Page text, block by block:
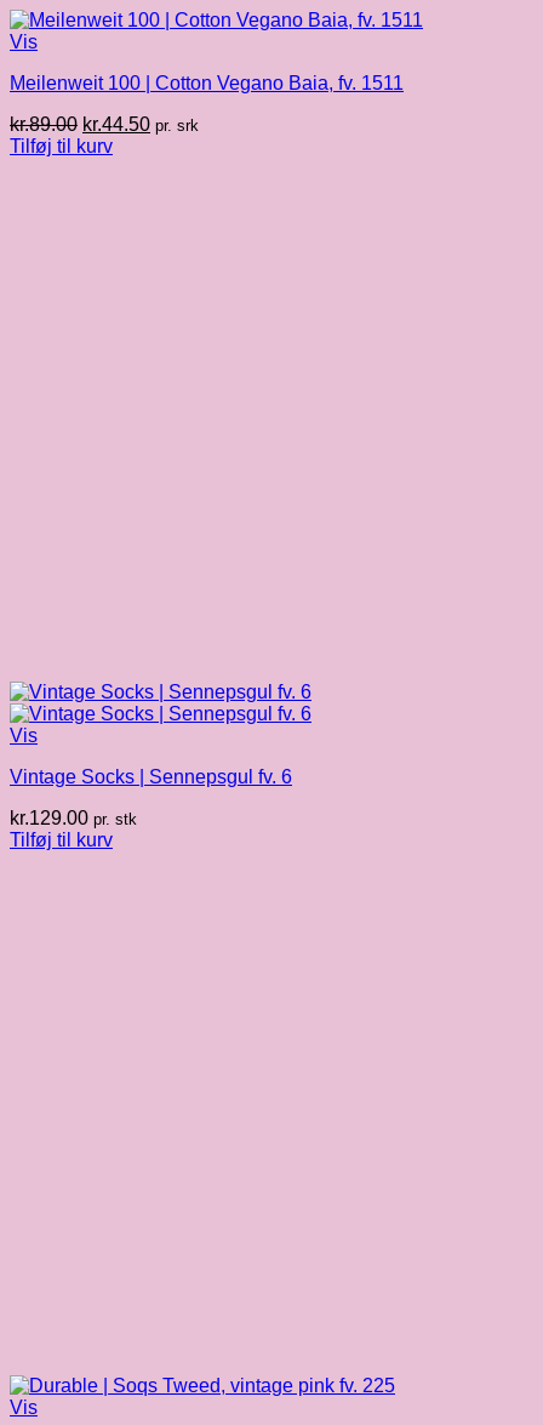
Vis
Meilenweit 100 | Cotton Vegano Baia, fv. 1511
kr.89.00 Den
oprindelige
kr.44.50Den
pr. srk
Tilføj til kurv
Vis
Vintage Socks | Sennepsgul fv. 6
kr.129.00 pr. stk
Tilføj til kurv
Vis